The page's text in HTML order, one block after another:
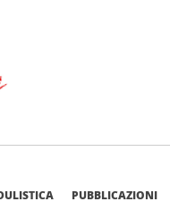
PUBBLICAZIONI